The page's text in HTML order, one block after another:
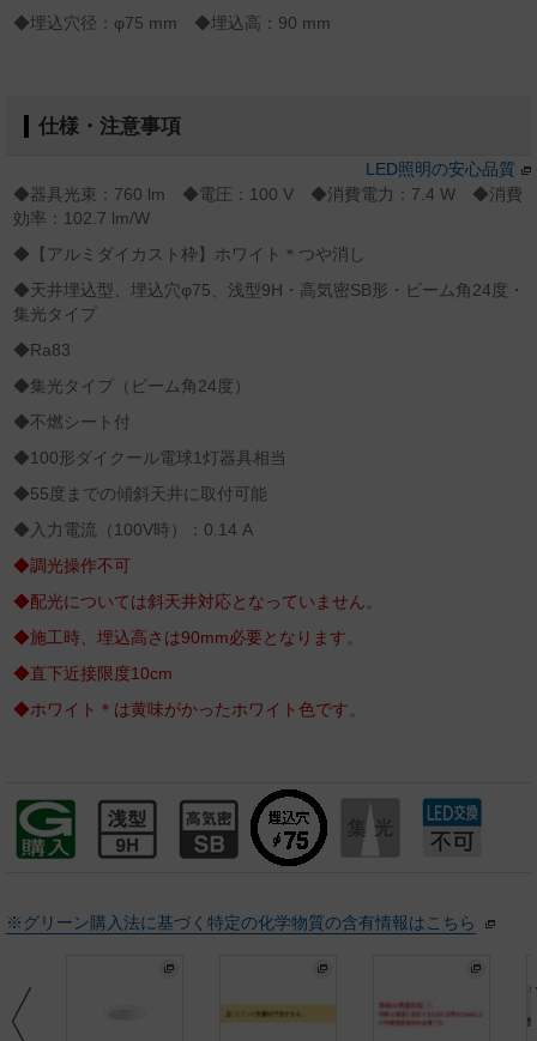
◆埋込穴径：φ75 mm ◆埋込高：90 mm
仕様・注意事項
LED照明の安心品質
◆器具光束：760 lm ◆電圧：100 V ◆消費電力：7.4 W ◆消費
効率：102.7 lm/W
◆【アルミダイカスト枠】ホワイト＊つや消し
◆天井埋込型、埋込穴φ75、浅型9H・高気密SB形・ビーム角24度・
集光タイプ
◆Ra83
◆集光タイプ（ビーム角24度）
◆不燃シート付
◆100形ダイクール電球1灯器具相当
◆55度までの傾斜天井に取付可能
◆入力電流（100V時）：0.14 A
◆調光操作不可
◆配光については斜天井対応となっていません。
◆施工時、埋込高さは90mm必要となります。
◆直下近接限度10cm
◆ホワイト＊は黄味がかったホワイト色です。
※グリーン購入法に基づく特定の化学物質の含有情報はこちら